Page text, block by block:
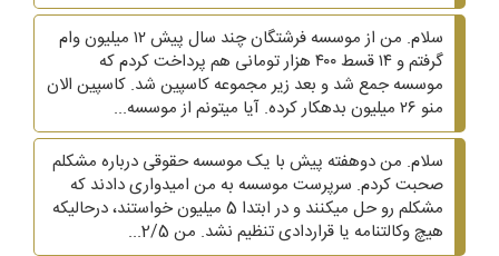
سلام. من از موسسه فرشتگان چند سال پیش ۱۲ میلیون وام
گرفتم و ۱۴ قسط ۴۰۰ هزار تومانی هم پرداخت کردم که
موسسه جمع شد و بعد زیر مجموعه کاسپین شد. کاسپین الان
منو ۲۶ میلیون بدهکار کرده. آیا میتونم از موسسه...
سلام. من دوهفته پیش با یک موسسه حقوقی درباره مشکلم
صحبت کردم. سرپرست موسسه به من امیدواری دادند که
مشکلم رو حل میکنند و در ابتدا 5 میلیون خواستند، درحالیکه
هیچ وکالتنامه یا قراردادی تنظیم نشد. من 2/5...